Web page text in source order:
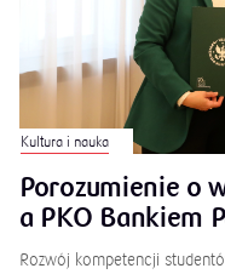
Kultura i nauka
Porozumienie o
a PKO Bankiem
Rozwój kompetencji